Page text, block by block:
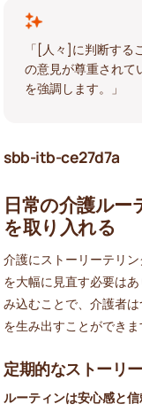
「[人々]に判断する
の意見が尊重されて
を強調します。」
sbb-itb-ce27d7a
日常の介護ル
を取り入れる
介護にストーリーテリ
を大幅に見直す必要は
み込むことで、介護者
を生み出すことができま
定期的なストーリ
ルーティンは安心感と信